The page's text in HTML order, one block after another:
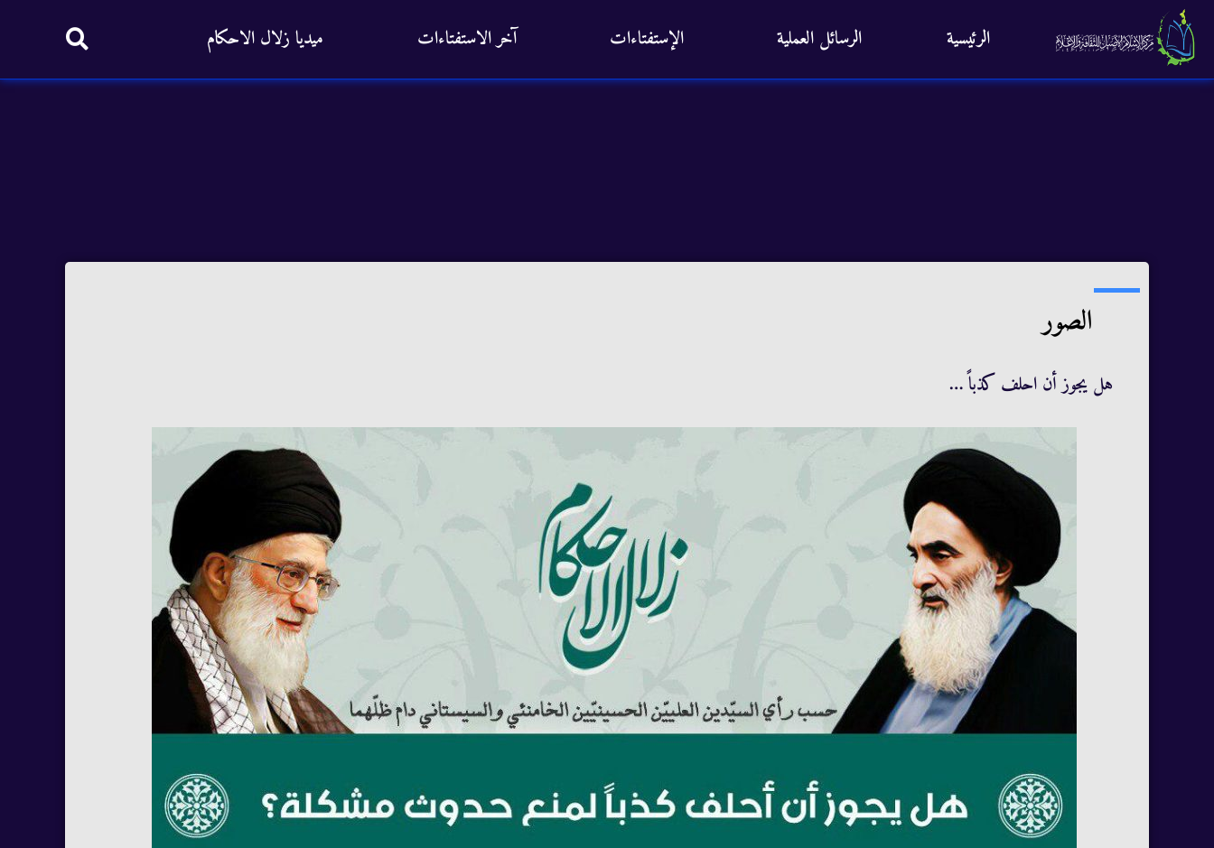
الرئيسية الرسائل العملية الإستفتاءات آخر الاستفتاءات ميديا زلال الاحكام
الصور
هل يجوز أن احلف كذباً …